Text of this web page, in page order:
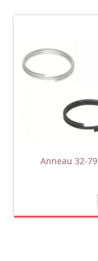
Anneau 32-79